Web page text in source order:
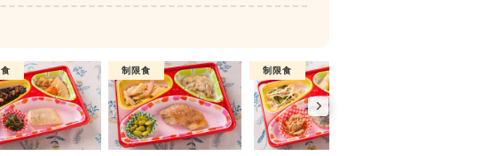
カロリー調整食
制限食 制限食